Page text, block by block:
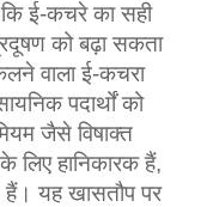
ई-कचरे का सही
को बढ़ा सकता
वाला ई-कचरा
पदार्थों को
जैसे विषाक्त
लिए हानिकारक हैं,
हैं। यह खासतौप पर